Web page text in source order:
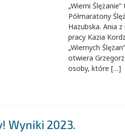
„Wierni
Półmaratony
Hazubska. Ania
pracy Kazia
„Wiernych
otwiera
osoby, które […]
Wyniki 2023.